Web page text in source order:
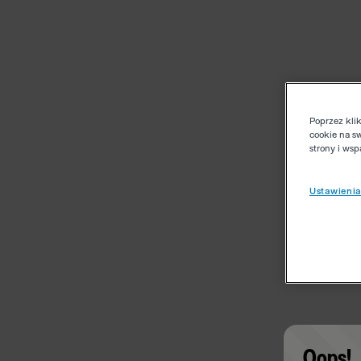
Poprzez
cookie na
strony i